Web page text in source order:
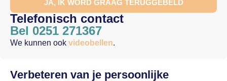
Verbeteren van je persoonlijke
JA, IK WORD GRAAG TERUGGEBELD
Telefonisch contact
Bel 0251 271367
We kunnen ook videobellen.